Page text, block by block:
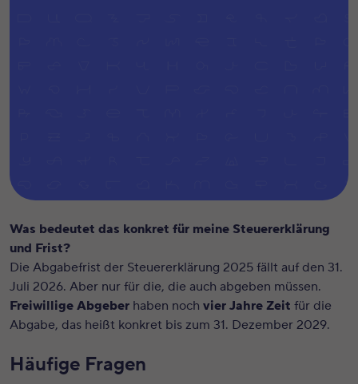
Bitte akzeptierehierdie Cookies, um das Video
zu sehen.
Was bedeutet das konkret für meine Steuererklärung
und Frist?
Die Abgabefrist der Steuererklärung 2025 fällt auf den 31.
Juli 2026. Aber nur für die, die auch abgeben müssen.
Freiwillige Abgeber haben noch vier Jahre Zeit für die
Abgabe, das heißt konkret bis zum 31. Dezember 2029.
Häufige Fragen